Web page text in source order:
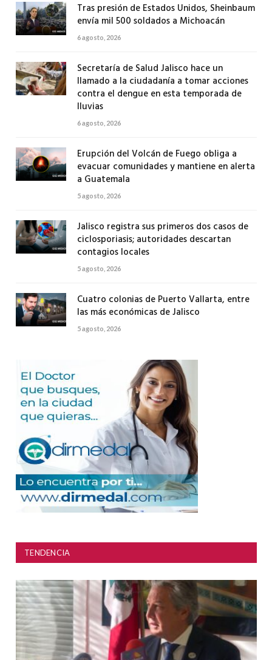
Tras presión de Estados Unidos, Sheinbaum
envía mil 500 soldados a Michoacán
6 agosto, 2026
Secretaría de Salud Jalisco hace un
llamado a la ciudadanía a tomar acciones
contra el dengue en esta temporada de
lluvias
6 agosto, 2026
Erupción del Volcán de Fuego obliga a
evacuar comunidades y mantiene en alerta
a Guatemala
5 agosto, 2026
Jalisco registra sus primeros dos casos de
ciclosporiasis; autoridades descartan
contagios locales
5 agosto, 2026
Cuatro colonias de Puerto Vallarta, entre
las más económicas de Jalisco
5 agosto, 2026
TENDENCIA